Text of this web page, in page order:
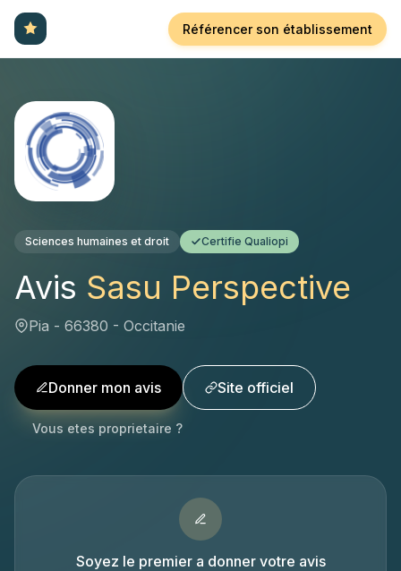
Référencer son établissement
Sciences humaines et droit Certifie Qualiopi
Avis Sasu Perspective
Pia - 66380 - Occitanie
Donner mon avis Site officiel
Vous etes proprietaire ?
Soyez le premier a donner votre avis